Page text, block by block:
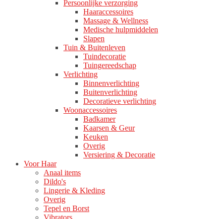
Persoonlijke verzorging
Haaraccessoires
Massage & Wellness
Medische hulpmiddelen
Slapen
Tuin & Buitenleven
Tuindecoratie
Tuingereedschap
Verlichting
Binnenverlichting
Buitenverlichting
Decoratieve verlichting
Woonaccessoires
Badkamer
Kaarsen & Geur
Keuken
Overig
Versiering & Decoratie
Voor Haar
Anaal items
Dildo's
Lingerie & Kleding
Overig
Tepel en Borst
Vibrators